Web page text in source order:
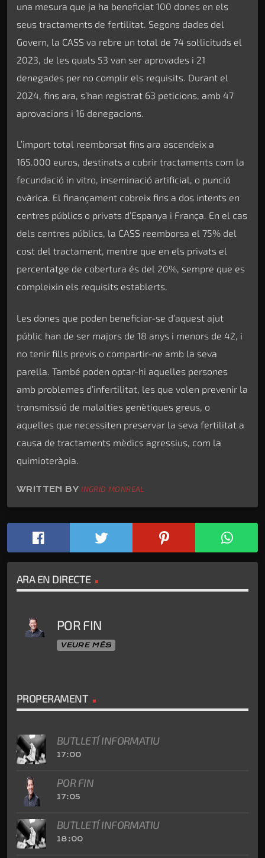
una mesura que ja ha beneficiat 100 dones en els
seus tractaments de fertilitat. Segons dades del
Govern, la CASS va rebre un total de 74 sol·licituds el
2023, de les quals 53 van ser aprovades i 21
denegades per no complir els requisits. Durant el
2024, fins ara, s’han registrat 63 peticions, amb 47
aprovacions i 16 denegacions.
L’import total reemborsat fins ara ascendeix a
165.000 euros, destinats a cobrir tractaments com la
fecundació in vitro, inseminació artificial, o punció
ovàrica. El finançament cobreix fins a dos intents en
centres públics o privats d’Espanya i França. En el cas
dels centres públics, la CASS reemborsa el 75% del
cost del tractament, mentre que en els privats el
percentatge de cobertura és del 20%, sempre que es
compleixin els requisits establerts.
Les dones que poden beneficiar-se d’aquest ajut
públic han de ser majors de 18 anys i menors de 42, i
no tenir fills previs o compartir-ne amb la seva
parella. També poden optar-hi aquelles persones
amb problemes d’infertilitat, les que volen prevenir la
transmissió de malalties genètiques greus, o
aquelles que necessiten preservar la seva fertilitat a
causa de tractaments mèdics agressius, com la
quimioteràpia.
WRITTEN BYINGRID MONREAL
ARA EN DIRECTE
POR FIN
VEURE MÉS
PROPERAMENT
BUTLLETÍ INFORMATIU
17:00
POR FIN
17:05
BUTLLETÍ INFORMATIU
18:00